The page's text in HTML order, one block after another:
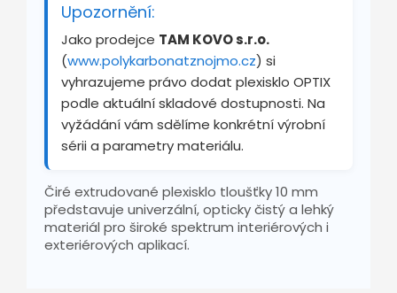
Upozornění:
Jako prodejce TAM KOVO s.r.o.
(www.polykarbonatznojmo.cz) si
vyhrazujeme právo dodat plexisklo OPTIX
podle aktuální skladové dostupnosti. Na
vyžádání vám sdělíme konkrétní výrobní
sérii a parametry materiálu.
Čiré extrudované plexisklo tloušťky 10 mm
představuje univerzální, opticky čistý a lehký
materiál pro široké spektrum interiérových i
exteriérových aplikací.